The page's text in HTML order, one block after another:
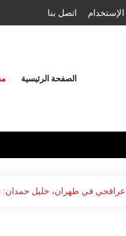
اتصل بنا
الصفحة الرئيسية
في طهران، خليل حمدان: